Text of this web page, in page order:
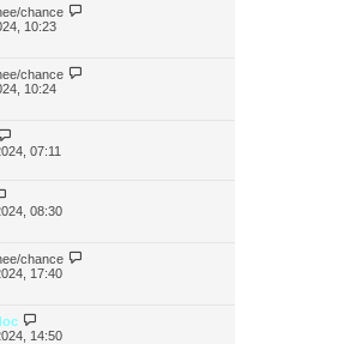
chance
10:23
chance
10:24
07:11
08:30
chance
17:40
14:50